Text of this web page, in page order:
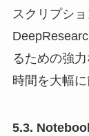
スクリプシ
るための強
時間を大幅に
5.3.